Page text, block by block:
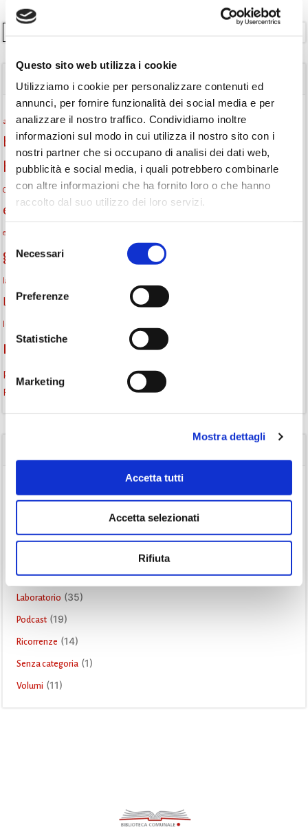
Questo sito web utilizza i cookie
Utilizziamo i cookie per personalizzare contenuti ed
annunci, per fornire funzionalità dei social media e per
analizzare il nostro traffico. Condividiamo inoltre
informazioni sul modo in cui utilizza il nostro sito con i
nostri partner che si occupano di analisi dei dati web,
pubblicità e social media, i quali potrebbero combinarle
con altre informazioni che ha fornito loro o che hanno
raccolto dal suo utilizzo dei loro servizi.
Selezione
delNecessari
Preferenze
Statistiche
Marketing
Mostra dettagli
Accetta tutti
Accetta selezionati
Rifiuta
attività per bambini Attività per ragazzi Autore
biblioteca biblioteca di Monselice
biblioteca Monselice Biblioteca San Biagio
Centro per il libro e la lettura cittàchelegge cultura eventi biblioteca
eventi culturali
eventi Monselice
gruppo di lettura incontri letterari
laboratori creativi
Lettori itineranti lettura ad alta voce
monselice Monselice scrive
podcast letterario podcast libri promozione della lettura
Recensione Storia
Eventi(175)
Inclusività(3)
Laboratorio (35)
Podcast (19)
Ricorrenze (14)
Senza categoria (1)
Volumi (11)